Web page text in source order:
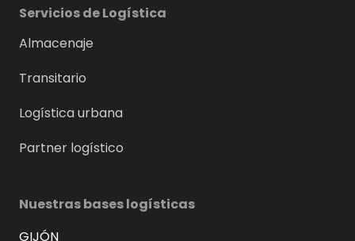
Servicios de Logística
Almacenaje
Transitario
Logística urbana
Partner logístico
Nuestras bases logísticas
GIJÓN